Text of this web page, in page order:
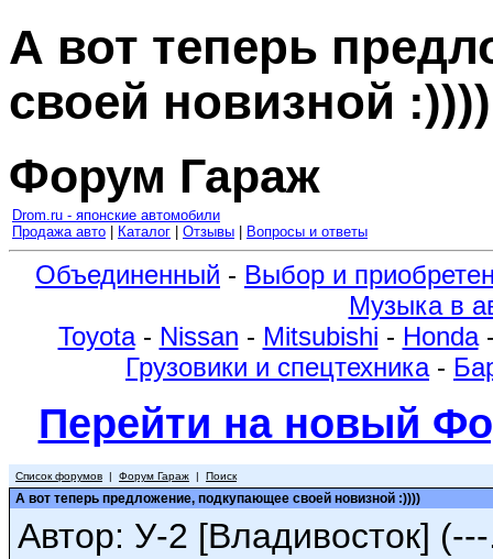
А вот теперь
своей новизной :))))
Форум Гараж
Drom.ru - японские автомобили
Продажа авто | Каталог | Отзывы | Вопросы и ответы
Объединенный - Выбор и
Музыка в
Toyota- Nissan - Mitsubishi - Honda
Грузовики и спецтехника-
Перейти на новый
Список форумов | Форум Гараж | Поиск
А вот теперь предложение, подкупающее своей новизной :))))
Автор: У-2 [Владивосток]